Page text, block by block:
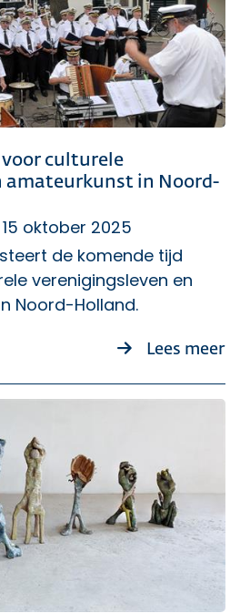
culturele
amateurkunst in Noord-
oktober 2025
de komende tijd
verenigingsleven en
Noord-Holland.
Lees meer